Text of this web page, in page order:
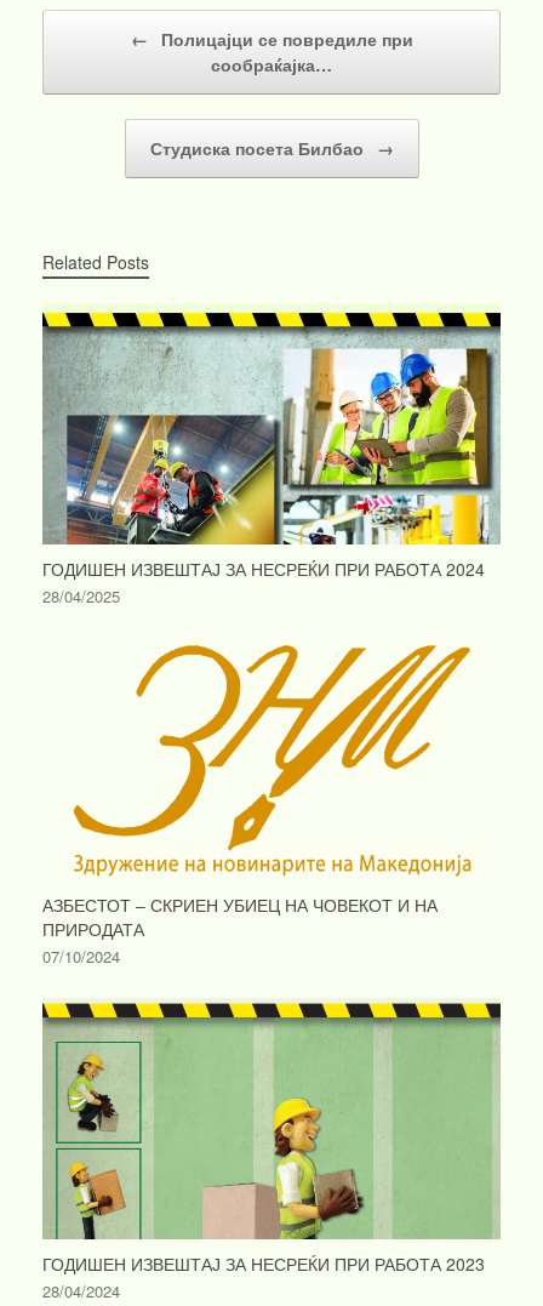
←
Полицајци се повредиле при
сообраќајка…
Студиска посета Билбао →
Related Posts
ГОДИШЕН ИЗВЕШТАЈ ЗА НЕСРЕЌИ ПРИ РАБОТА 2024
28/04/2025
АЗБЕСТОТ – СКРИЕН УБИЕЦ НА ЧОВЕКОТ И НА
ПРИРОДАТА
07/10/2024
ГОДИШЕН ИЗВЕШТАЈ ЗА НЕСРЕЌИ ПРИ РАБОТА 2023
28/04/2024